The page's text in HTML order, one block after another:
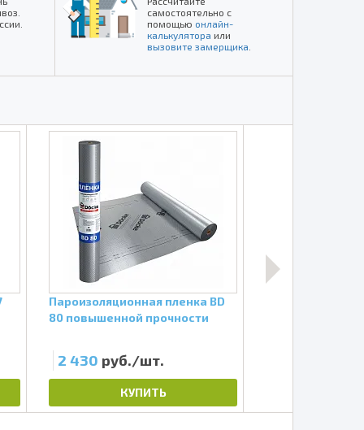
самостоятельно с
помощью онлайн-
калькулятора или
вызовите замерщика
Пароизоляционная пленка BD
80 повышенной прочности
2 430 руб./шт.
КУПИТЬ